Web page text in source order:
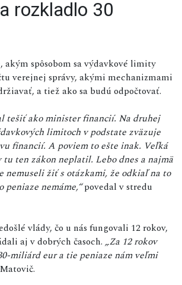
rozkladlo 30
spôsobom sa výdavkové limity
verejnej správy, akými mechanizmami
a tiež ako sa budú odpočtovať.
tešiť ako minister financií. Na druhej
limitoch v podstate zväzuje
financií. A poviem to ešte inak. Veľká
tu ten zákon neplatil. Lebo dnes a najmä
nemuseli žiť s otázkami, že odkiaľ na to
nemáme,“povedal v stredu
vlády, čo u nás fungovali 12 rokov,
aj v dobrých časoch. „Za 12 rokov
miliárd eur a tie peniaze nám veľmi